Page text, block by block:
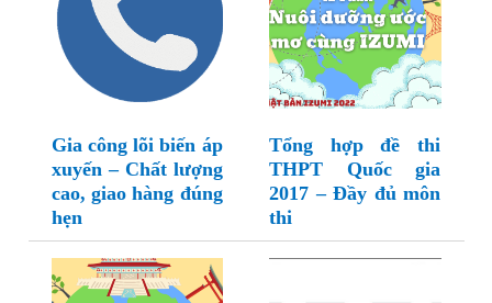
Gia công lõi biến áp
xuyến – Chất lượng
cao, giao hàng đúng
hẹn
Tổng hợp đề thi
THPT Quốc gia
2017 – Đầy đủ môn
thi